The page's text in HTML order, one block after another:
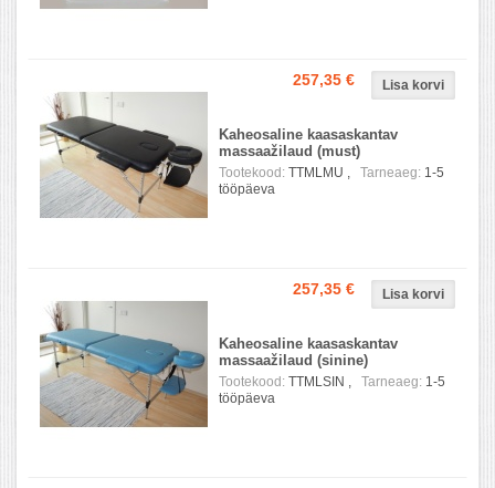
257,35 €
Kaheosaline kaasaskantav
massaažilaud (must)
Tootekood: TTMLMU , Tarneaeg: 1-5
tööpäeva
257,35 €
Kaheosaline kaasaskantav
massaažilaud (sinine)
Tootekood: TTMLSIN , Tarneaeg: 1-5
tööpäeva